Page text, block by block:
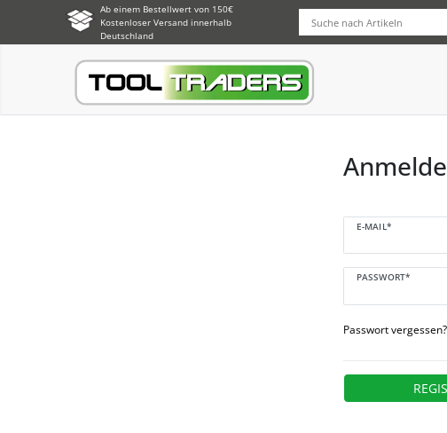
Ab einem Bestellwert von 150€
Kostenloser Versand innerhalb
Deutschland
E-MAIL*
PASSWORT*
Passwort vergessen?